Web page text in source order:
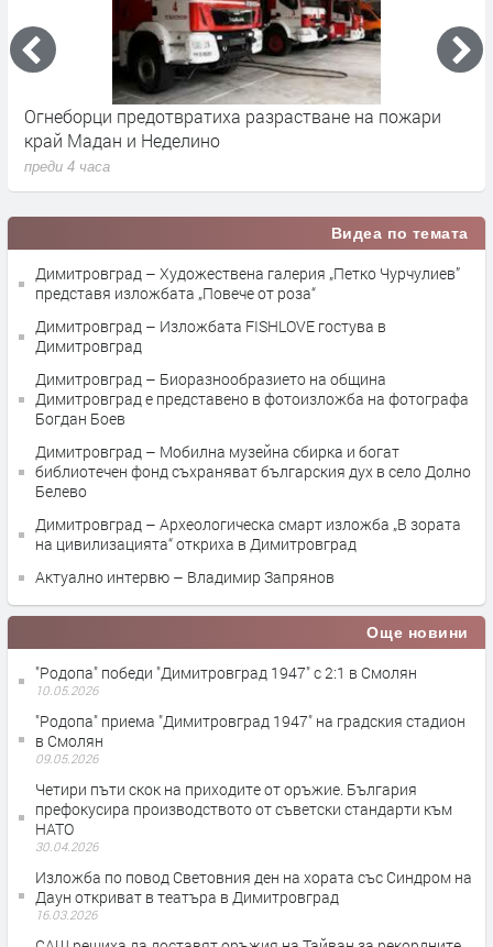
Огнеборци предотвратиха разрастване на пожари
край Мадан и Неделино
преди 4 часа
Видеа по темата
Димитровград – Художествена галерия „Петко Чурчулиев”
представя изложбата „Повече от роза“
Димитровград – Изложбата FISHLOVE гостува в
Димитровград
Димитровград – Биоразнообразието на община
Димитровград е представено в фотоизложба на фотографа
Богдан Боев
Димитровград – Мобилна музейна сбирка и богат
библиотечен фонд съхраняват българския дух в село Долно
Белево
Димитровград – Археологическа смарт изложба „В зората
на цивилизацията“ откриха в Димитровград
Актуално интервю – Владимир Запрянов
Още новини
"Родопа" победи "Димитровград 1947" с 2:1 в Смолян
10.05.2026
"Родопа" приема "Димитровград 1947" на градския стадион
в Смолян
09.05.2026
Четири пъти скок на приходите от оръжие. България
префокусира производството от съветски стандарти към
НАТО
30.04.2026
Изложба по повод Световния ден на хората със Синдром на
Даун откриват в театъра в Димитровград
16.03.2026